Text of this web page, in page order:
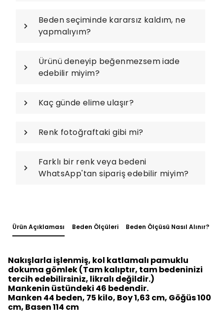
Beden seçiminde kararsız kaldım, ne
yapmalıyım?
Ürünü deneyip beğenmezsem iade
edebilir miyim?
Kaç günde elime ulaşır?
Renk fotoğraftaki gibi mi?
Farklı bir renk veya bedeni
WhatsApp'tan sipariş edebilir miyim?
Ürün Açıklaması Beden Ölçüleri Beden Ölçüsü Nasıl Alınır?
Nakışlarla işlenmiş, kol katlamalı pamuklu
dokuma gömlek (Tam kalıptır, tam bedeninizi
tercih edebilirsiniz, likralı değildir.)
Mankenin üstündeki 46 bedendir.
Manken 44 beden, 75 kilo, Boy 1,63 cm, Göğüs 100
cm, Basen 114 cm